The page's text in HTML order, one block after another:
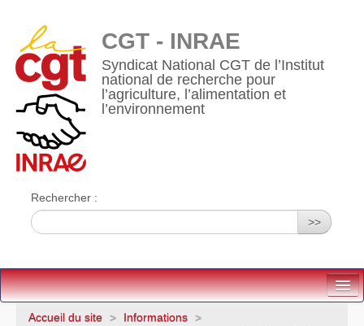
CGT - INRAE
Syndicat National CGT de l’Institut
national de recherche pour
l’agriculture, l’alimentation et
l’environnement
Rechercher :
>>
Accueil
Accueil du site > Informations >